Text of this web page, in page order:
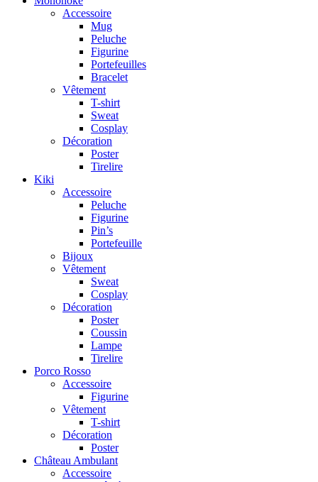
Accessoire
Mug
Peluche
Figurine
Portefeuilles
Bracelet
Vêtement
T-shirt
Sweat
Cosplay
Décoration
Poster
Tirelire
Kiki
Accessoire
Peluche
Figurine
Pin’s
Portefeuille
Bijoux
Vêtement
Sweat
Cosplay
Décoration
Poster
Coussin
Lampe
Tirelire
Porco Rosso
Accessoire
Figurine
Vêtement
T-shirt
Décoration
Poster
Château Ambulant
Accessoire